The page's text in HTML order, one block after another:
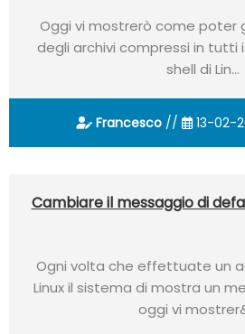
Oggi vi mostrerò come poter
degli archivi compressi in
shell di Lin...
Francesco// 13-02-
Cambiare il messaggio di
Ogni volta che effettuate un
Linux il sistema di mostra un
oggi vi